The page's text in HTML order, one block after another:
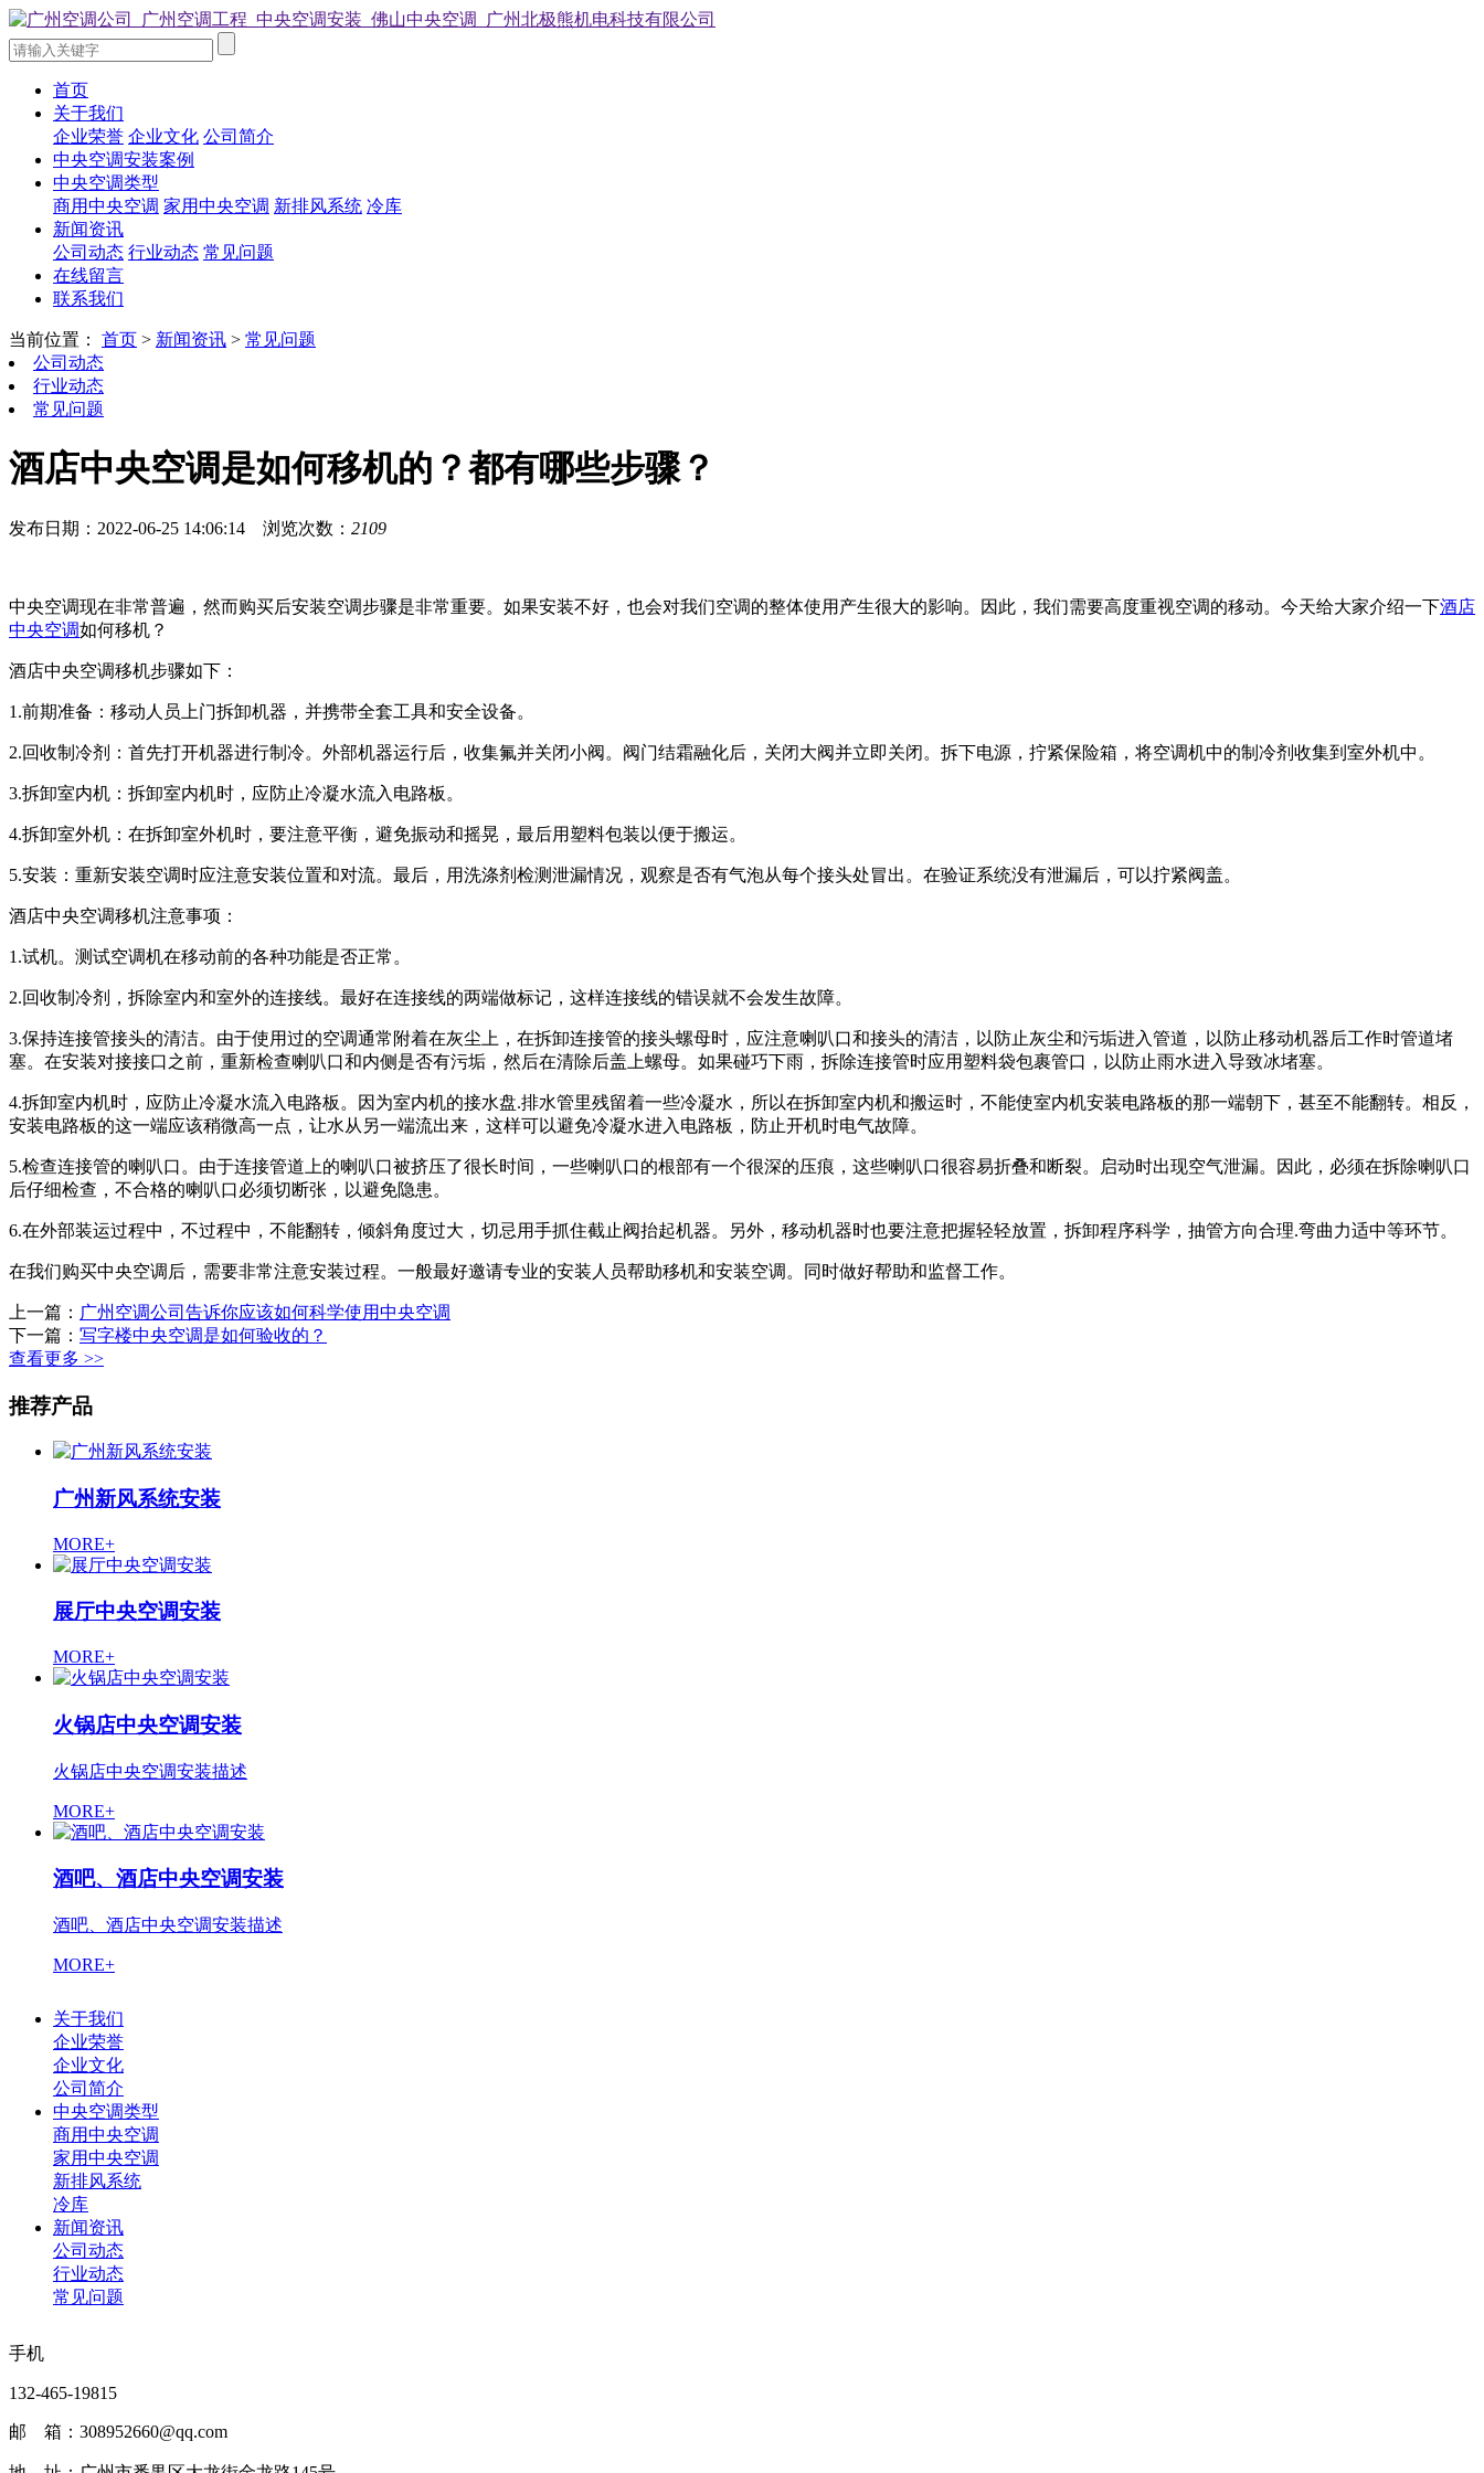
首页
关于我们
企业荣誉 企业文化 公司简介
中央空调安装案例
中央空调类型
商用中央空调 家用中央空调 新排风系统 冷库
新闻资讯
公司动态 行业动态 常见问题
在线留言
联系我们
当前位置： 首页 > 新闻资讯 > 常见问题
公司动态
行业动态
常见问题
酒店中央空调是如何移机的？都有哪些步骤？
发布日期：2022-06-25 14:06:14 浏览次数： 2109
中央空调现在非常普遍，然而购买后安装空调步骤是非常重要。如果安装不好，也会对我们空调的整体使用产生很大的影响。因此，我们需要高度重视空调的移动。今天给大家介绍一下酒店
中央空调如何移机？
酒店中央空调移机步骤如下：
1.前期准备：移动人员上门拆卸机器，并携带全套工具和安全设备。
2.回收制冷剂：首先打开机器进行制冷。外部机器运行后，收集氟并关闭小阀。阀门结霜融化后，关闭大阀并立即关闭。拆下电源，拧紧保险箱，将空调机中的制冷剂收集到室外机中。
3.拆卸室内机：拆卸室内机时，应防止冷凝水流入电路板。
4.拆卸室外机：在拆卸室外机时，要注意平衡，避免振动和摇晃，最后用塑料包装以便于搬运。
5.安装：重新安装空调时应注意安装位置和对流。最后，用洗涤剂检测泄漏情况，观察是否有气泡从每个接头处冒出。在验证系统没有泄漏后，可以拧紧阀盖。
酒店中央空调移机注意事项：
1.试机。测试空调机在移动前的各种功能是否正常。
2.回收制冷剂，拆除室内和室外的连接线。最好在连接线的两端做标记，这样连接线的错误就不会发生故障。
3.保持连接管接头的清洁。由于使用过的空调通常附着在灰尘上，在拆卸连接管的接头螺母时，应注意喇叭口和接头的清洁，以防止灰尘和污垢进入管道，以防止移动机器后工作时管道堵
塞。在安装对接接口之前，重新检查喇叭口和内侧是否有污垢，然后在清除后盖上螺母。如果碰巧下雨，拆除连接管时应用塑料袋包裹管口，以防止雨水进入导致冰堵塞。
4.拆卸室内机时，应防止冷凝水流入电路板。因为室内机的接水盘.排水管里残留着一些冷凝水，所以在拆卸室内机和搬运时，不能使室内机安装电路板的那一端朝下，甚至不能翻转。相反，
安装电路板的这一端应该稍微高一点，让水从另一端流出来，这样可以避免冷凝水进入电路板，防止开机时电气故障。
5.检查连接管的喇叭口。由于连接管道上的喇叭口被挤压了很长时间，一些喇叭口的根部有一个很深的压痕，这些喇叭口很容易折叠和断裂。启动时出现空气泄漏。因此，必须在拆除喇叭口
后仔细检查，不合格的喇叭口必须切断张，以避免隐患。
6.在外部装运过程中，不过程中，不能翻转，倾斜角度过大，切忌用手抓住截止阀抬起机器。另外，移动机器时也要注意把握轻轻放置，拆卸程序科学，抽管方向合理.弯曲力适中等环节。
在我们购买中央空调后，需要非常注意安装过程。一般最好邀请专业的安装人员帮助移机和安装空调。同时做好帮助和监督工作。
上一篇： 广州空调公司告诉你应该如何科学使用中央空调
下一篇： 写字楼中央空调是如何验收的？
查看更多 >>
推荐产品
广州新风系统安装
MORE+
展厅中央空调安装
MORE+
火锅店中央空调安装
火锅店中央空调安装描述
MORE+
酒吧、酒店中央空调安装
酒吧、酒店中央空调安装描述
MORE+
关于我们
企业荣誉
企业文化
公司简介
中央空调类型
商用中央空调
家用中央空调
新排风系统
冷库
新闻资讯
公司动态
行业动态
常见问题
手机
132-465-19815
邮 箱：308952660@qq.com